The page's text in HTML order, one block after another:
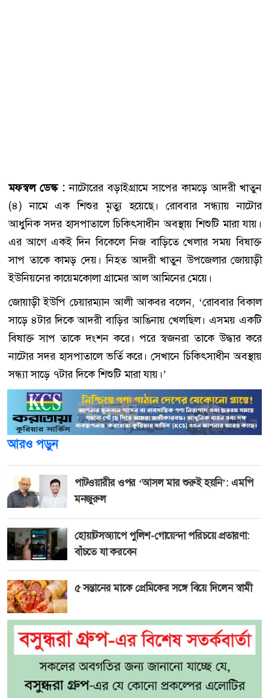
মফস্বল ডেস্ক :নাটোরের বড়াইগ্রামে সাপের কামড়ে আদরী খাতুন
(৪) নামে এক শিশুর মৃত্যু হয়েছে। রোববার সন্ধ্যায় নাটোর
আধুনিক সদর হাসপাতালে চিকিৎসাধীন অবস্থায় শিশুটি মারা যায়।
এর আগে একই দিন বিকেলে নিজ বাড়িতে খেলার সময় বিষাক্ত
সাপ তাকে কামড় দেয়। নিহত আদরী খাতুন উপজেলার জোয়াড়ী
ইউনিয়নের কায়েমকোলা গ্রামের আল আমিনের মেয়ে।
জোয়াড়ী ইউপি চেয়ারম্যান আলী আকবর বলেন, ‘রোববার বিকাল
সাড়ে ৪টার দিকে আদরী বাড়ির আঙিনায় খেলছিল। এসময় একটি
বিষাক্ত সাপ তাকে দংশন করে। পরে স্বজনরা তাকে উদ্ধার করে
নাটোর সদর হাসপাতালে ভর্তি করে। সেখানে চিকিৎসাধীন অবস্থায়
সন্ধ্যা সাড়ে ৭টার দিকে শিশুটি মারা যায়।’
আরও পড়ুন
পাটওয়ারীর ওপর ‘আসল মার শুরুই হয়নি’: এমপি
মনজুরুল
হোয়াটসঅ্যাপে পুলিশ-গোয়েন্দা পরিচয়ে প্রতারণা:
বাঁচতে যা করবেন
৫ সন্তানের মাকে প্রেমিকের সঙ্গে বিয়ে দিলেন স্বামী